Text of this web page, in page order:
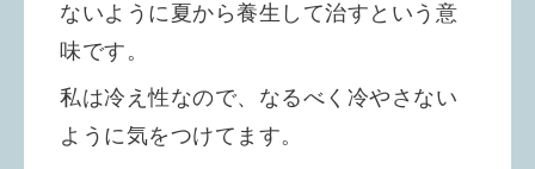
ないように夏から養生して治すという意
味です。
私は冷え性なので、なるべく冷やさない
ように気をつけてます。